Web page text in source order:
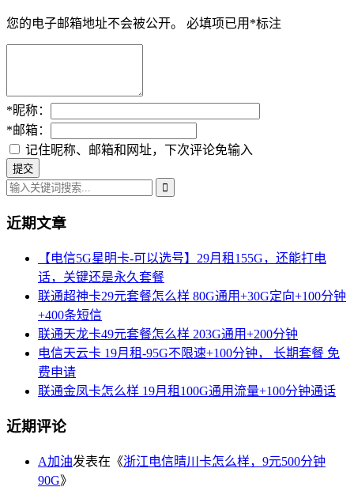
您的电子邮箱地址不会被公开。 必填项已用 *标注
*昵称：
*邮箱：
记住昵称、邮箱和网址，下次评论免输入
近期文章
【电信5G星明卡-可以选号】29月租155G，还能打电
话，关键还是永久套餐
联通超神卡29元套餐怎么样 80G通用+30G定向+100分钟
+400条短信
联通天龙卡49元套餐怎么样 203G通用+200分钟
电信天云卡 19月租-95G不限速+100分钟， 长期套餐 免
费申请
联通金凤卡怎么样 19月租100G通用流量+100分钟通话
近期评论
A加油发表在《浙江电信晴川卡怎么样，9元500分钟
90G》